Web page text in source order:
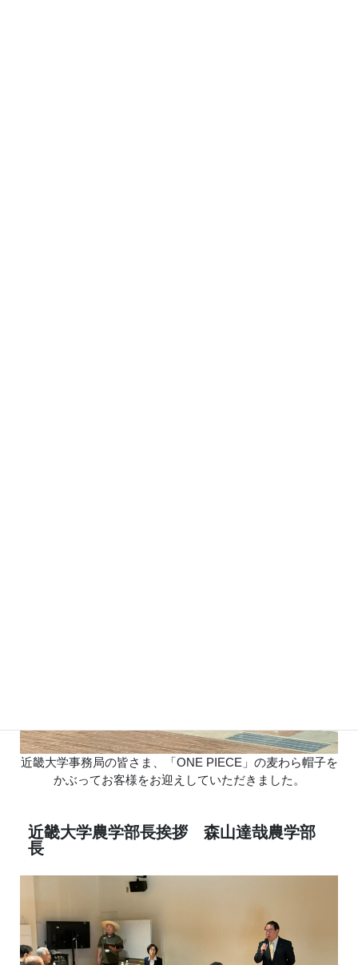
近畿大学事務局の皆さま、「ONE PIECE」の麦わら帽子を
かぶってお客様をお迎えしていただきました。
近畿大学農学部長挨拶 森山達哉農学部
長